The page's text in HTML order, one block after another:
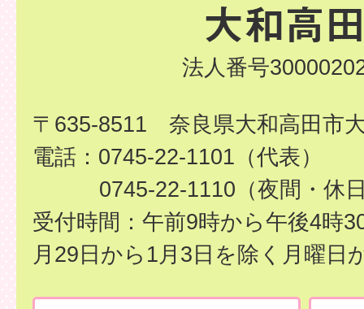
法人番号
〒635-8511 奈良県大和高田市
電話：0745-22-1101（代表）
0745-22-1110（夜間・休
受付時間：午前9時から午後4時
月29日から1月3日を除く月曜日